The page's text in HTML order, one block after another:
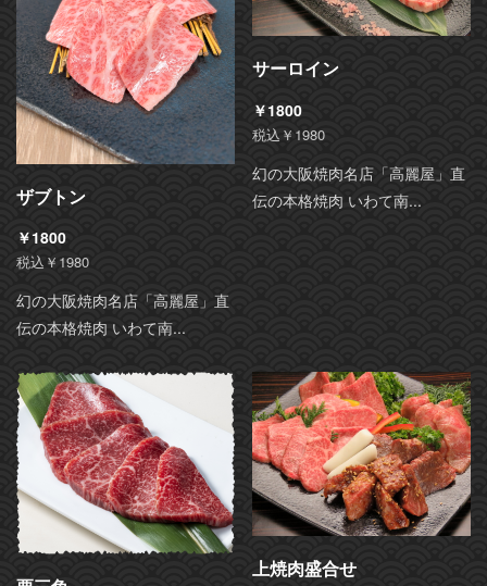
ザブトン
￥1800
税込￥1980
幻の大阪焼肉名店「高麗屋」直
伝の本格焼肉 いわて南...
サーロイン
￥1800
税込￥1980
幻の大阪焼肉名店「高麗屋」直
伝の本格焼肉 いわて南...
上焼肉盛合せ